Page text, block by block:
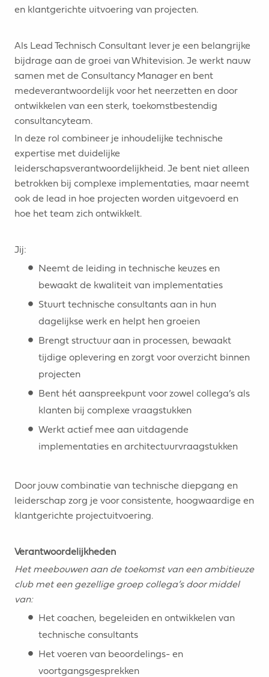
en klantgerichte uitvoering van projecten.
Als Lead Technisch Consultant lever je een belangrijke
bijdrage aan de groei van Whitevision. Je werkt nauw
samen met de Consultancy Manager en bent
medeverantwoordelijk voor het neerzetten en door
ontwikkelen van een sterk, toekomstbestendig
consultancyteam.
In deze rol combineer je inhoudelijke technische
expertise met duidelijke
leiderschapsverantwoordelijkheid. Je bent niet alleen
betrokken bij complexe implementaties, maar neemt
ook de lead in hoe projecten worden uitgevoerd en
hoe het team zich ontwikkelt.
Jij:
Neemt de leiding in technische keuzes en
bewaakt de kwaliteit van implementaties
Stuurt technische consultants aan in hun
dagelijkse werk en helpt hen groeien
Brengt structuur aan in processen, bewaakt
tijdige oplevering en zorgt voor overzicht binnen
projecten
Bent hét aanspreekpunt voor zowel collega’s als
klanten bij complexe vraagstukken
Werkt actief mee aan uitdagende
implementaties en architectuurvraagstukken
Door jouw combinatie van technische diepgang en
leiderschap zorg je voor consistente, hoogwaardige en
klantgerichte projectuitvoering.
Verantwoordelijkheden
Het meebouwen aan de toekomst van een ambitieuze
club met een gezellige groep collega’s door middel
van:
Het coachen, begeleiden en ontwikkelen van
technische consultants
Het voeren van beoordelings- en
voortgangsgesprekken